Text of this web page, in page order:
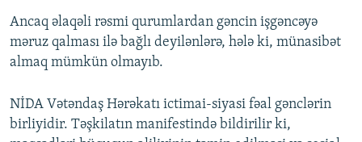
Ancaq əlaqəli rəsmi qurumlardan gəncin işgəncəyə
məruz qalması ilə bağlı deyilənlərə, hələ ki, münasibət
almaq mümkün olmayıb.
NİDA Vətəndaş Hərəkatı ictimai-siyasi fəal gənclərin
birliyidir. Təşkilatın manifestində bildirilir ki,